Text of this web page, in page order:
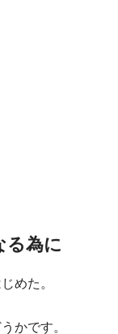
る為に
めた。
かです。